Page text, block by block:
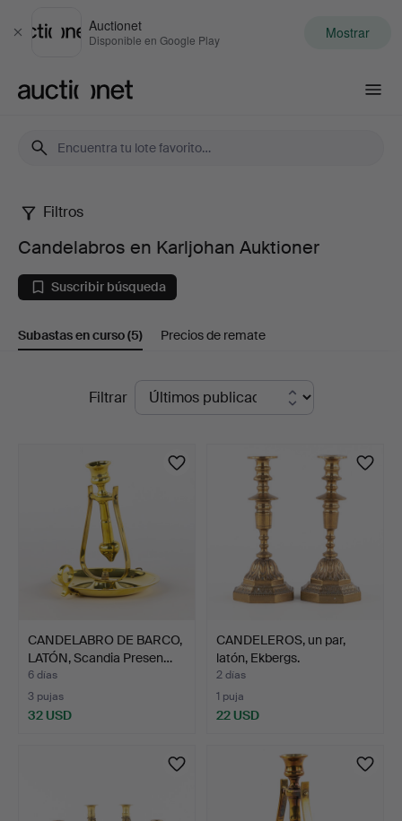
Cerrar
Auctionet
Disponible en Google Play Mostrar
Candelabros
en
Karljohan
Auktioner
Filtros
Candelabros en Karljohan Auktioner
Suscribir búsqueda
Subastas en curso(5) Precios de remate
SubastasFiltrar
CANDELABRO DE BARCO,
LATÓN, Scandia Presen…
6 días
3 pujas
32 USD
CANDELEROS, un par,
latón, Ekbergs.
2 días
1 puja
22 USD